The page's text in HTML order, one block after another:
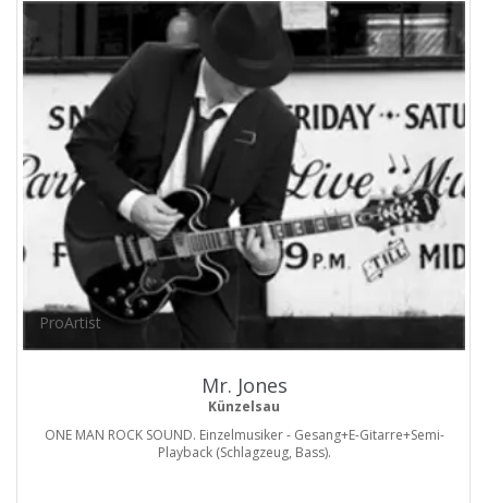
ProArtist
Mr. Jones
Künzelsau
ONE MAN ROCK SOUND. Einzelmusiker - Gesang+E-Gitarre+Semi-
Playback (Schlagzeug, Bass).